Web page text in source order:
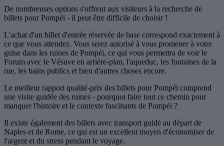
De nombreuses options s'offrent aux visiteurs à la recherche de
billets pour Pompéi - il peut être difficile de choisir !
L'achat d'un billet d'entrée réservée de base correspond exactement à
ce que vous attendez. Vous serez autorisé à vous promener à votre
guise dans les ruines de Pompéi, ce qui vous permettra de voir le
Forum avec le Vésuve en arrière-plan, l'aqueduc, les fontaines de la
rue, les bains publics et bien d'autres choses encore.
Le meilleur rapport qualité-prix des billets pour Pompéi comprend
une visite guidée des ruines - pourquoi faire tout ce chemin pour
manquer l'histoire et le contexte fascinants de Pompéi ?
Il existe également des billets avec transport guidé au départ de
Naples et de Rome, ce qui est un excellent moyen d'économiser de
l'argent et du stress pendant le voyage.